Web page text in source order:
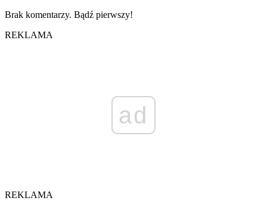
Brak komentarzy. Bądź pierwszy!
REKLAMA
ad
REKLAMA